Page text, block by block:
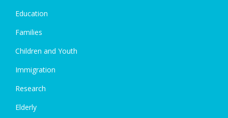
Education
Families
Children and Youth
Immigration
Research
Elderly